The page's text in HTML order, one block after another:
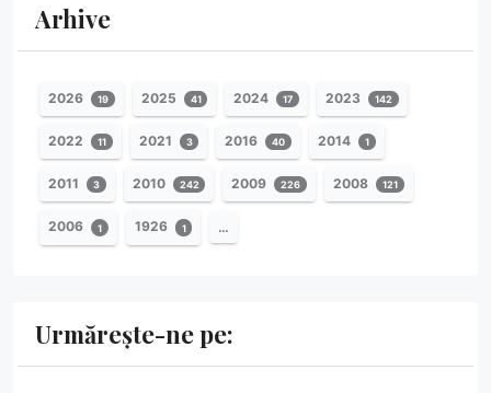
Arhive
2026 19 2025 41 2024 17 2023 142
2022 11 2021 3 2016 40 2014 1
2011 3 2010 242 2009 226 2008 121
2006 1 1926 1 …
Urmărește-ne pe: